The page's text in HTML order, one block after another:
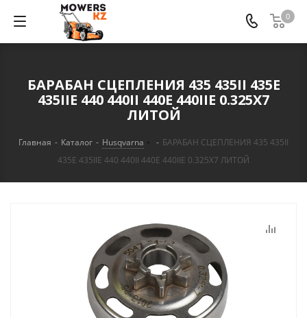
0
БАРАБАН СЦЕПЛЕНИЯ 435 435II 435E
435IIE 440 440II 440E 440IIE 0.325X7
ЛИТОЙ
Главная - Каталог - Husqvarna - БАРАБАН СЦЕПЛЕНИЯ 435 435II
435E 435IIE 440 440II 440E 440IIE 0.325X7 ЛИТОЙ